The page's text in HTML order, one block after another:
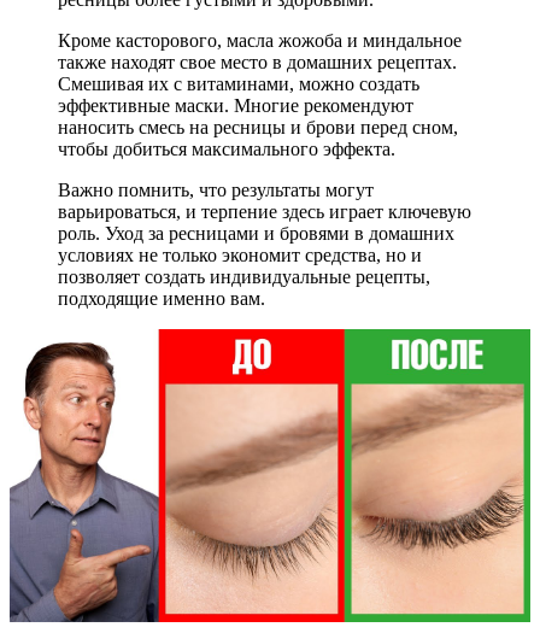
Кроме касторового, масла жожоба и миндальное
также находят свое место в домашних рецептах.
Смешивая их с витаминами, можно создать
эффективные маски. Многие рекомендуют
наносить смесь на ресницы и брови перед сном,
чтобы добиться максимального эффекта.
Важно помнить, что результаты могут
варьироваться, и терпение здесь играет ключевую
роль. Уход за ресницами и бровями в домашних
условиях не только экономит средства, но и
позволяет создать индивидуальные рецепты,
подходящие именно вам.